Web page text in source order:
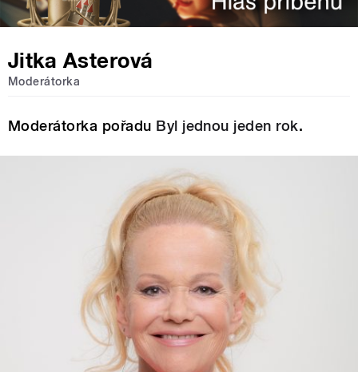
Jitka Asterová
Moderátorka
Moderátorka pořadu Byl jednou jeden rok.